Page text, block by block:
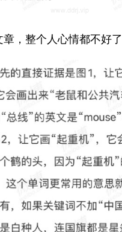
，整个人心情都不好了